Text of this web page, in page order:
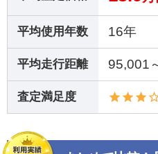
平均使用年数 16年
平均走行距離 95,001
査定満足度